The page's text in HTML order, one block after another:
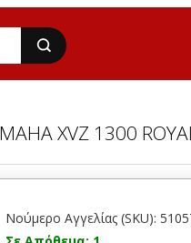
XVZ 1300
Νούμερο Αγγελίας (SKU):